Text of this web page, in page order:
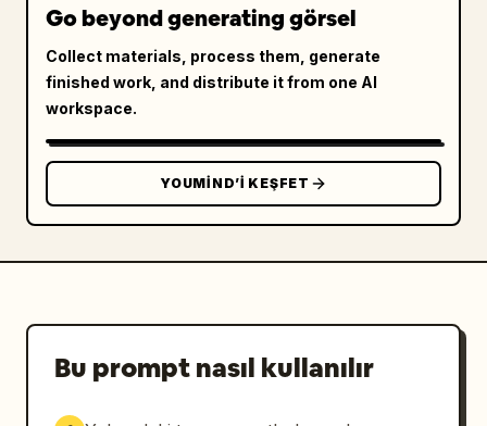
Go beyond generating görsel
Collect materials, process them, generate
finished work, and distribute it from one AI
workspace.
YOUMIND’I KEŞFET
Bu prompt nasıl kullanılır